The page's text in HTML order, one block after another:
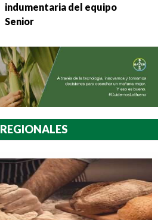
indumentaria del equipo
Senior
REGIONALES